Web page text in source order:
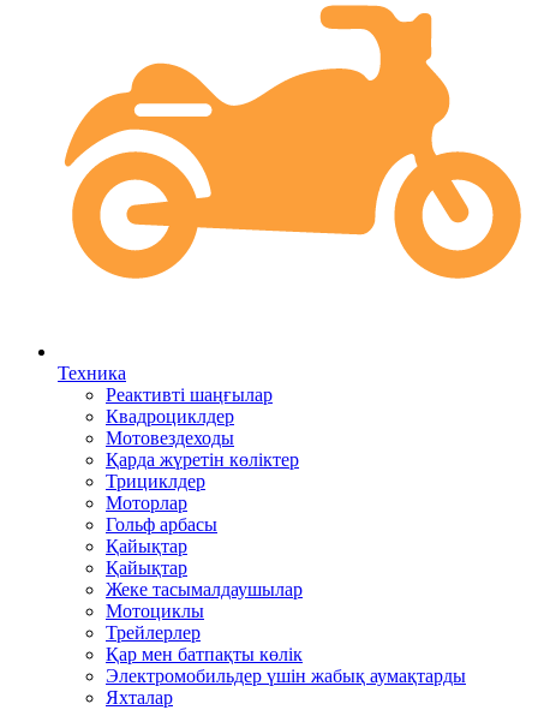
Техника
Реактивті шаңғылар
Квадроциклдер
Мотовездеходы
Қарда жүретін көліктер
Трициклдер
Моторлар
Гольф арбасы
Қайықтар
Қайықтар
Жеке тасымалдаушылар
Мотоциклы
Трейлерлер
Қар мен батпақты көлік
Электромобильдер үшін жабық аумақтарды
Яхталар